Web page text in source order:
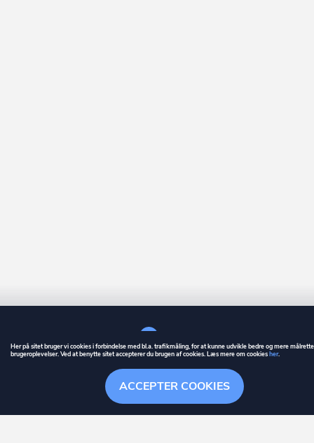
Søgehistorik Menu
er et registreret varemærke tilhørende ownr ApS – CVR nr.: 36 40 88
Stationsparken 26. 2., 2600 Glostrup, info@ownr.dk
ACCEPTER COOKIES
Her på sitet bruger vi cookies i forbindelse med bl.a. trafikmåling, for at kunne udvikle bedre og mere
brugeroplevelser. Ved at benytte sitet accepterer du brugen af cookies. Læs mere om cookiesher.